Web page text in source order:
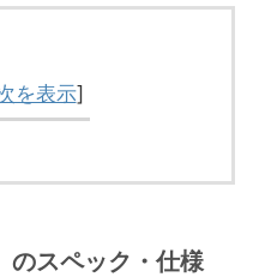
を表示]
のスペック・仕様